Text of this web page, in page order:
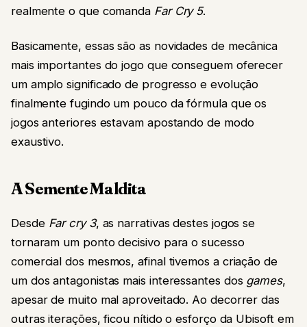
realmente o que comanda Far Cry 5.
Basicamente, essas são as novidades de mecânica
mais importantes do jogo que conseguem oferecer
um amplo significado de progresso e evolução
finalmente fugindo um pouco da fórmula que os
jogos anteriores estavam apostando de modo
exaustivo.
A Semente Maldita
Desde Far cry 3, as narrativas destes jogos se
tornaram um ponto decisivo para o sucesso
comercial dos mesmos, afinal tivemos a criação de
um dos antagonistas mais interessantes dos games,
apesar de muito mal aproveitado. Ao decorrer das
outras iterações, ficou nítido o esforço da Ubisoft em